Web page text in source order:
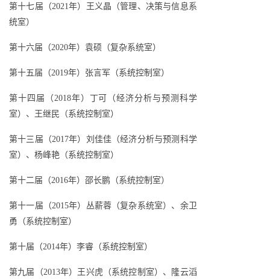
第十七届（2021年）王义晶（管理、决策与信息系
统室）
第十六届（2020年）袁硕（复杂系统室）
第十五届（2019年）张言军（系统控制室）
第十四届（2018年）丁可（经济分析与预测科学
室）、王继民（系统控制室）
第十三届（2017年）刘佳佳（经济分析与预测科学
室）、杨峰艳（系统控制室）
第十二届（2016年）邵长鹏（系统控制室）
第十一届（2015年）丛薪蓉（复杂系统室）、余卫
勇（系统控制室）
第十届（2014年）李睿（系统控制室）
第九届（2013年）王兴虎（系统控制室）、隆云滔